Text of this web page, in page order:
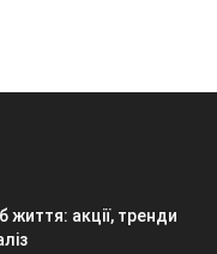
життя: акції, тренди